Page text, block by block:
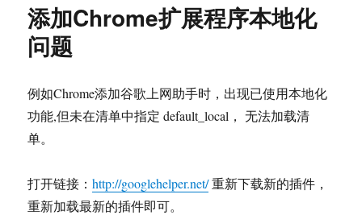
装
添加Chrome扩展程序本地化
问题
例如Chrome添加谷歌上网助手时，出现已使用本地化
功能,但未在清单中指定 default_local， 无法加载清
单。
打开链接：http://googlehelper.net/重新下载新的插件，
重新加载最新的插件即可。